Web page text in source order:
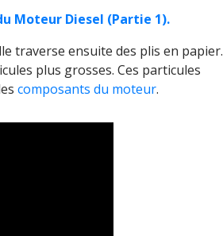
Moteur Diesel (Partie 1).
traverse ensuite des plis en papier.
plus grosses. Ces particules
composants du moteur.